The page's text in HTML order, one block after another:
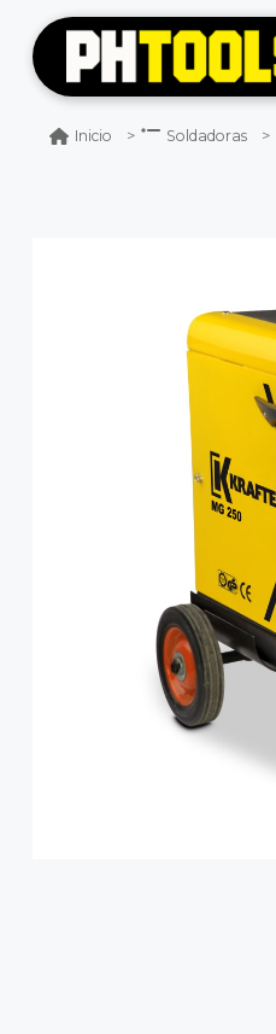
Inicio Soldadoras